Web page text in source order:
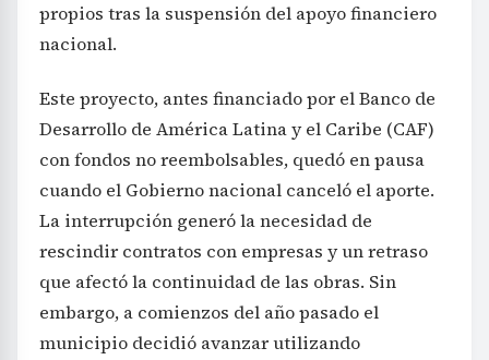
propios tras la suspensión del apoyo financiero
nacional.
Este proyecto, antes financiado por el Banco de
Desarrollo de América Latina y el Caribe (CAF)
con fondos no reembolsables, quedó en pausa
cuando el Gobierno nacional canceló el aporte.
La interrupción generó la necesidad de
rescindir contratos con empresas y un retraso
que afectó la continuidad de las obras. Sin
embargo, a comienzos del año pasado el
municipio decidió avanzar utilizando